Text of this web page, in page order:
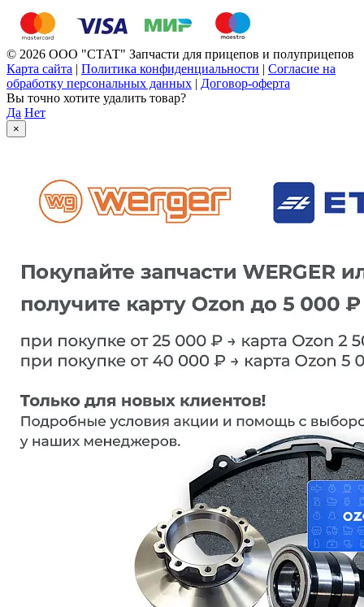
© 2026 ООО "СТАТ" Запчасти для прицепов и полуприцепов
Карта сайта | Политика конфиденциальности | Согласие на
обработку персональных данных | Договор-оферта
Вы точно хотите удалить товар?
Да Нет
×